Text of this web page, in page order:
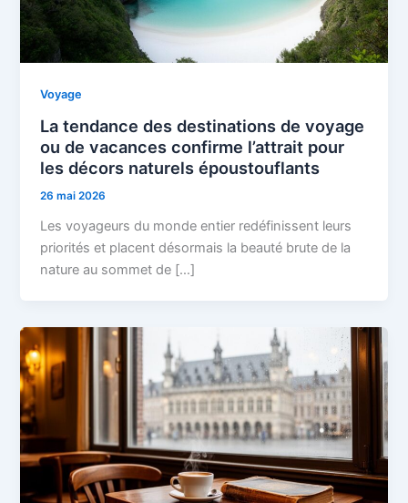
Voyage
La tendance des destinations de voyage
ou de vacances confirme l’attrait pour
les décors naturels époustouflants
26 mai 2026
Les voyageurs du monde entier redéfinissent leurs
priorités et placent désormais la beauté brute de la
nature au sommet de […]